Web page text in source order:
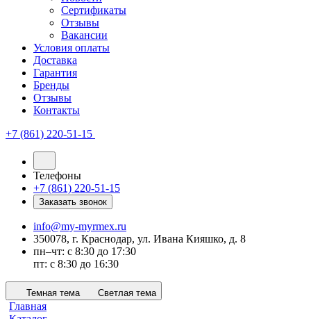
Сертификаты
Отзывы
Вакансии
Условия оплаты
Доставка
Гарантия
Бренды
Отзывы
Контакты
+7 (861) 220-51-15
Телефоны
+7 (861) 220-51-15
Заказать звонок
info@my-myrmex.ru
350078, г. Краснодар, ул. Ивана Кияшко, д. 8
пн–чт: с 8:30 до 17:30
пт: с 8:30 до 16:30
Темная тема Светлая тема
Главная